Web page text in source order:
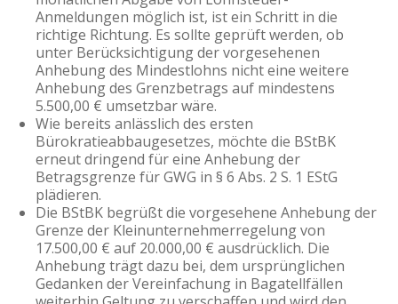
Anmeldungen möglich ist, ist ein Schritt in die
richtige Richtung. Es sollte geprüft werden, ob
unter Berücksichtigung der vorgesehenen
Anhebung des Mindestlohns nicht eine weitere
Anhebung des Grenzbetrags auf mindestens
5.500,00 € umsetzbar wäre.
Wie bereits anlässlich des ersten
Bürokratieabbaugesetzes, möchte die BStBK
erneut dringend für eine Anhebung der
Betragsgrenze für GWG in § 6 Abs. 2 S. 1 EStG
plädieren.
Die BStBK begrüßt die vorgesehene Anhebung der
Grenze der Kleinunternehmerregelung von
17.500,00 € auf 20.000,00 € ausdrücklich. Die
Anhebung trägt dazu bei, dem ursprünglichen
Gedanken der Vereinfachung in Bagatellfällen